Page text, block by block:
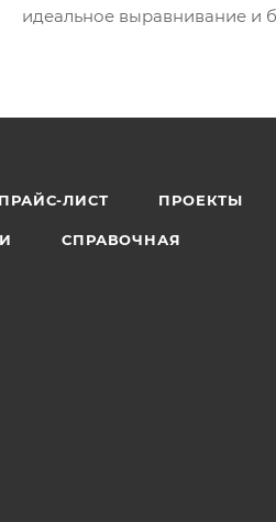
идеальное выравнивание и
ПРАЙС-ЛИСТ ПРОЕКТЫ
СПРАВОЧНАЯ